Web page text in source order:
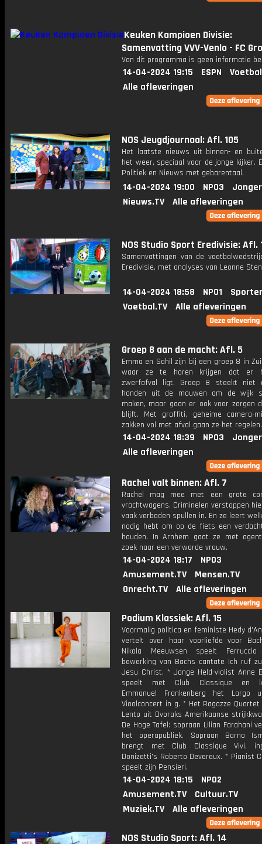
Keuken Kampioen Divisie:
Samenvatting VVV-Venlo - FC
Van dit programma is geen informatie
14-04-2024 19:15 ESPN
Alle afleveringen
NOS Jeugdjournaal: Afl. 105
Het laatste nieuws uit binnen- en
het weer, speciaal voor de jonge kijker.
Politiek en Nieuws met gebarentaal.
14-04-2024 19:00 NPO3
Nieuws.TV
Alle afleveringen
NOS Studio Sport Eredivisie: Afl.
Samenvattingen van de
Eredivisie, met analyses van Leonne
14-04-2024 18:58 NPO1
Voetbal.TV
Alle afleveringen
Groep 8 aan de macht: Afl. 5
Emma en Sahil zijn bij een groep 8 in
waar ze te horen krijgen dat er
zwerfafval ligt. Groep 8 steekt niet
handen uit de mouwen om de wijk
maken, maar gaan er ook voor zorgen
blijft. Met graffiti, geheime camera-
zakken vol met afval gaan ze het regelen.
14-04-2024 18:39 NPO3
Alle afleveringen
Rachel valt binnen: Afl. 7
Rachel mag mee met een grote
vrachtwagens. Criminelen verstoppen
vaak verboden spullen in. En ze leert
nodig hebt om op de fiets een
houden. In Arnhem gaat ze met
zoek naar een verwarde vrouw.
14-04-2024 18:17
NPO3
Amusement.TV
Mensen.TV
Onrecht.TV
Alle afleveringen
Podium Klassiek: Afl. 15
Voormalig politica en feministe Hedy
vertelt over haar voorliefde voor
Nikola Meeuwsen speelt Ferruccio
bewerking van Bachs cantate Ich ruf
Jesu Christ. * Jonge Held-violist Anne
speelt met Club Classique en
Emmanuel Frankenberg het Largo
Vioolconcert in g. * Het Ragazze
Lento uit Dvoraks Amerikaanse
De Hoge Tafel: sopraan Lilian Farahani
het operapubliek. Sopraan Barno
brengt met Club Classique Vivi,
Donizetti's Roberto Devereux. * Pianist
speelt zijn Pensieri.
14-04-2024 18:15
NPO2
Amusement.TV
Cultuur.TV
Muziek.TV
Alle afleveringen
NOS Studio Sport: Afl. 14